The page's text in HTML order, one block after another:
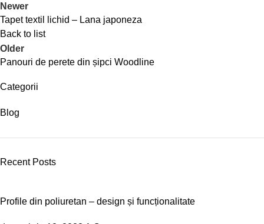
Newer
Tapet textil lichid – Lana japoneza
Back to list
Older
Panouri de perete din șipci Woodline
Categorii
Blog
Recent Posts
Profile din poliuretan – design și funcționalitate